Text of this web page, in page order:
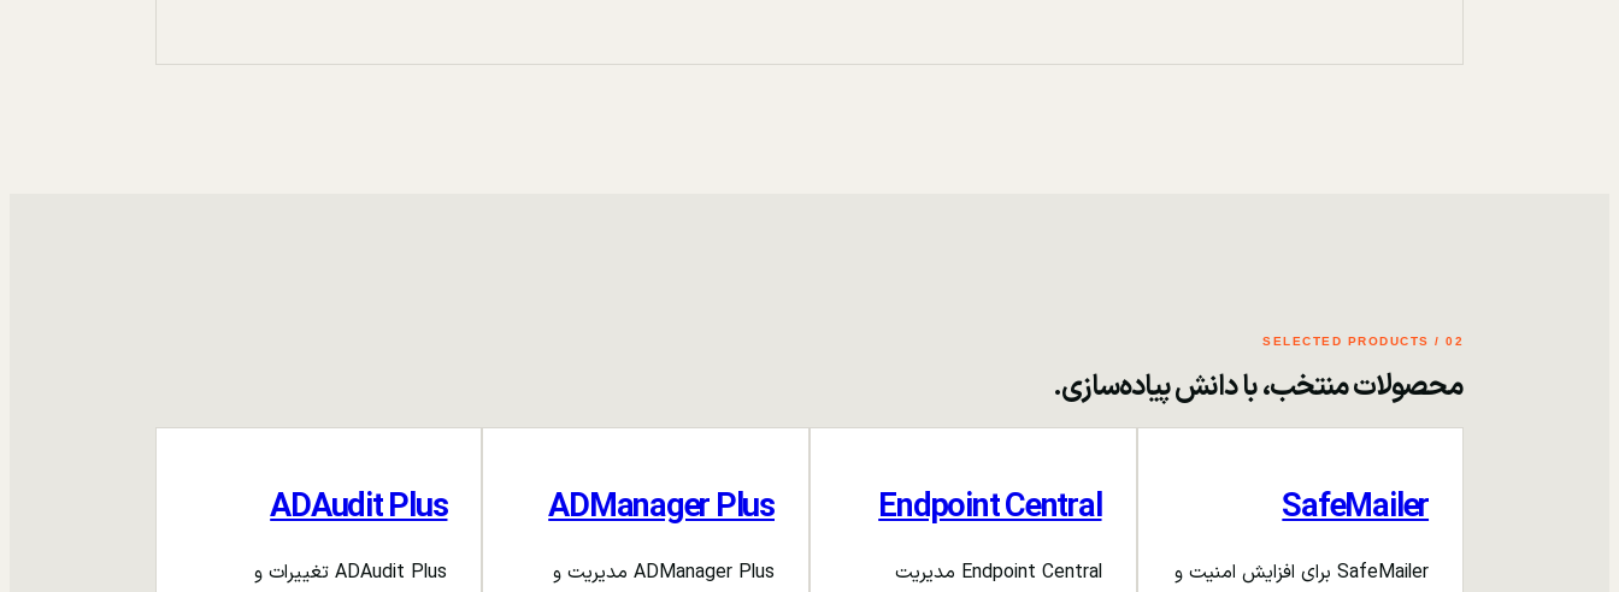
02 / SELECTED PRODUCTS
محصولات منتخب، با دانش پیاده‌سازی.
SafeMailer
SafeMailer برای افزایش امنیت و
Endpoint Central
Endpoint Central مدیریت
ADManager Plus
ADManager Plus مدیریت و
ADAudit Plus
ADAudit Plus تغییرات و